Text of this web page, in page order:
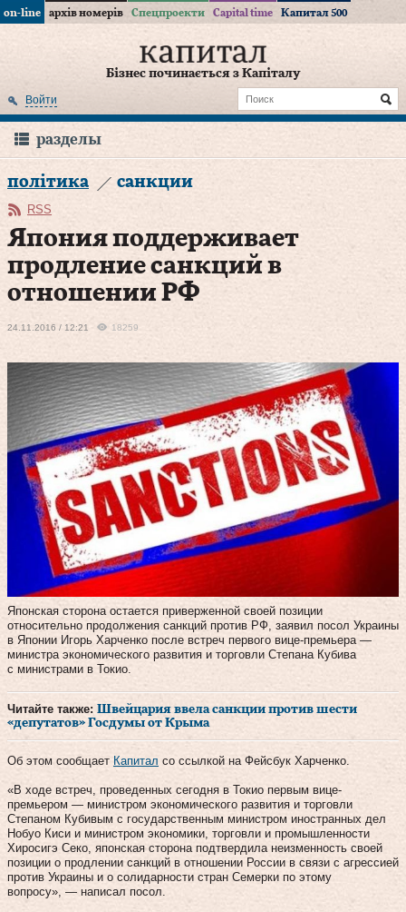
on-line архів номерів Спецпроекти Capital time Капитал 500
Бізнес починається з Капіталу
Войти
разделы
політика санкции
RSS
Япония поддерживает
продление санкций в
отношении РФ
24.11.2016 / 12:21 18259
Японская сторона остается приверженной своей позиции
относительно продолжения санкций против РФ, заявил посол Украины
в Японии Игорь Харченко после встреч первого вице-премьера —
министра экономического развития и торговли Степана Кубива
с министрами в Токио.
Читайте также: Швейцария ввела санкции против шести
«депутатов» Госдумы от Крыма
Об этом сообщает Капитал со ссылкой на Фейсбук Харченко.
«В ходе встреч, проведенных сегодня в Токио первым вице-
премьером — министром экономического развития и торговли
Степаном Кубивым с государственным министром иностранных дел
Нобуо Киси и министром экономики, торговли и промышленности
Хиросигэ Секо, японская сторона подтвердила неизменность своей
позиции о продлении санкций в отношении России в связи с агрессией
против Украины и о солидарности стран Семерки по этому
вопросу», — написал посол.